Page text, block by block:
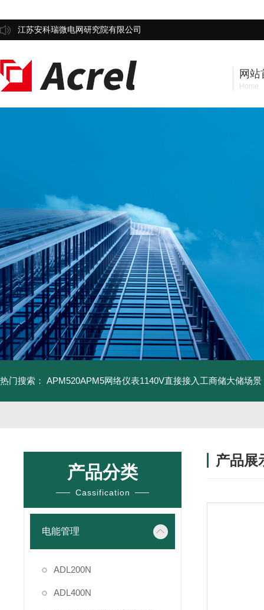
江苏安科瑞微电网研究院有限公司
网站
Home
热门搜索： APM520APM5网络仪表1140V直接接入工商储大储场景
产品分类
Cassification
电能管理
ADL200N
ADL400N
产品展